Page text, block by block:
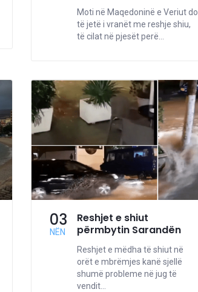
Moti në Maqedoninë e Veriut do
të jetë i vranët me reshje shiu,
të cilat në pjesët perë...
03
NËN
Reshjet e shiut
përmbytin Sarandën
Reshjet e mëdha të shiut në
orët e mbrëmjes kanë sjellë
shumë probleme në jug të
vendit...